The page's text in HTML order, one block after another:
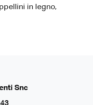
in legno,
Snc